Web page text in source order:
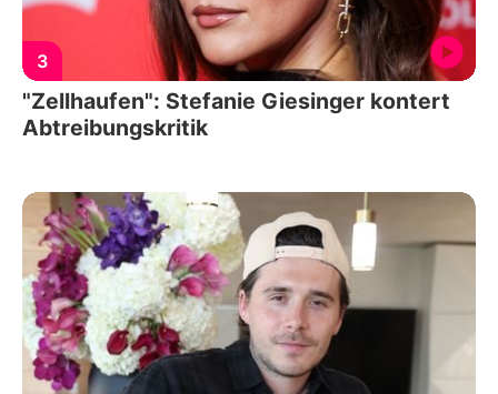
3
"Zellhaufen": Stefanie Giesinger kontert
Abtreibungskritik